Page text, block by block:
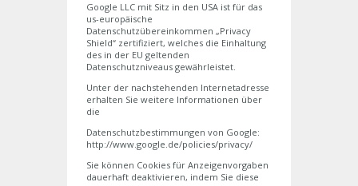
Google LLC mit Sitz in den USA ist für das
us-europäische
Datenschutzübereinkommen „Privacy
Shield“ zertifiziert, welches die Einhaltung
des in der EU geltenden
Datenschutzniveaus gewährleistet.
Unter der nachstehenden Internetadresse
erhalten Sie weitere Informationen über
die
Datenschutzbestimmungen von Google:
http://www.google.de/policies/privacy/
Sie können Cookies für Anzeigenvorgaben
dauerhaft deaktivieren, indem Sie diese